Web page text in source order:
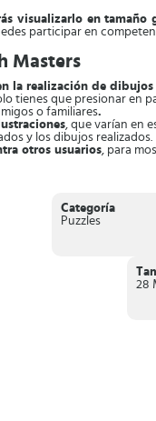
visualizarlo en tamaño
participar en
Masters
la realización de
tienes que presionar en
o familiares.
, que varían en
y los dibujos realizados.
otros usuarios, para
juego donde
Categoría
Puzzles
28